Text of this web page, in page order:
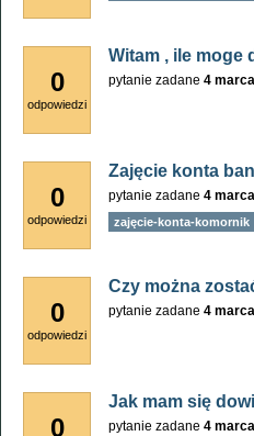
0
odpowiedzi
Witam , ile moge
pytanie zadane 4
0
odpowiedzi
Zajęcie konta
pytanie zadane 4
zajęcie-konta-komornik
0
odpowiedzi
Czy można
pytanie zadane 4
0
Jak mam się
pytanie zadane 4